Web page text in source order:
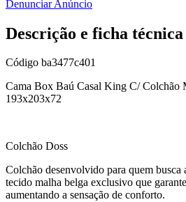
Denunciar Anúncio
Descrição e ficha técnica
Código ba3477c401
Cama Box Baú Casal King C/ Colchão
193x203x72
Colchão Doss
Colchão desenvolvido para quem
tecido malha belga exclusivo que
aumentando a sensação de conforto.